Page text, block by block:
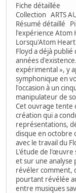
Fiche détaillée
Collection ARTS
Résumé détaillé
l'expérience Atom
Lorsqu'Atom
Floyd a déjà
années
expérimental », y
symphonique en
l'occasion à un
manipulateur de
Cet ouvrage tente
création qui a
représentations,
disque en octobre
avec le travail du
L'étude de l'œuvre
et sur une analyse
révéler comment,
pourtant révélée
entre musiques